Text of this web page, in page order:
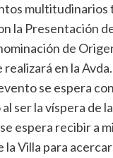
multitudinarios
la Presentación
de
realizará en la
se espera
ser la víspera de
espera recibir a
la Villa para